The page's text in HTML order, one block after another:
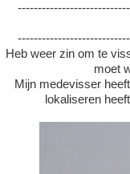
Heb weer zin om te
moet
Mijn medevisser
lokaliseren